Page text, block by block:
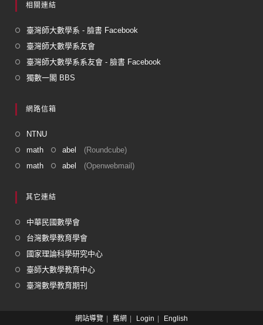
相關連結
臺灣師大數學系 - 臉書 Facebook
臺灣師大數學系友會
臺灣師大數學系系友會 - 臉書 Facebook
獨數一閣 BBS
網路信箱
NTNU
math
abel
(Roundcube)
math
abel (Openwebmail)
其它連結
中華民國數學會
台灣數學教育學會
國家理論科學研究中心
臺師大數學教育中心
臺灣數學教育期刊
網站導覽 舊網 Login English